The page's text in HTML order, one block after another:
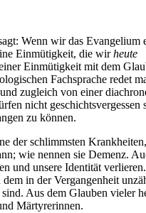
Wenn wir das Evangelium
Einmütigkeit, die wirheute
Einmütigkeit mit dem
Fachsprache redet
zugleich von einer
nicht geschichtsvergessen
zu können.
der schlimmsten
wie nennen sie Demenz.
und unsere Identität
in der Vergangenheit
Aus dem Glauben vieler
Märtyrerinnen.